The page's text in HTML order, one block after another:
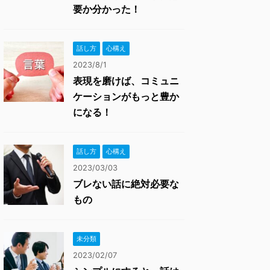
要か分かった！
話し方 心構え
2023/8/1
表現を磨けば、コミュニ
ケーションがもっと豊か
になる！
話し方 心構え
2023/03/03
ブレない話に絶対必要な
もの
未分類
2023/02/07